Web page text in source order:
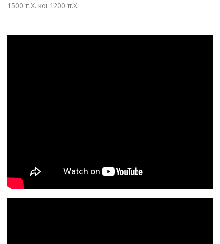
1500 π.Χ. και 1200 π.Χ.